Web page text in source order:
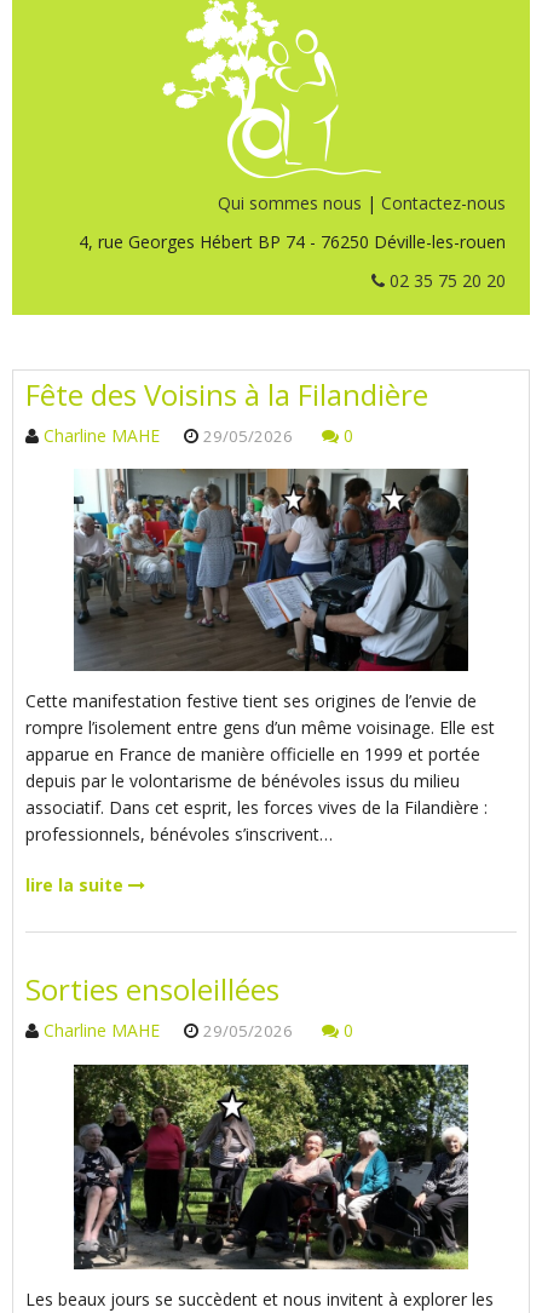
Qui sommes nous | Contactez-nous
4, rue Georges Hébert BP 74 - 76250 Déville-les-rouen
02 35 75 20 20
Fête des Voisins à la Filandière
Charline MAHE 29/05/2026 0
Cette manifestation festive tient ses origines de l’envie de
rompre l’isolement entre gens d’un même voisinage. Elle est
apparue en France de manière officielle en 1999 et portée
depuis par le volontarisme de bénévoles issus du milieu
associatif. Dans cet esprit, les forces vives de la Filandière :
professionnels, bénévoles s’inscrivent…
lire la suite
Sorties ensoleillées
Charline MAHE 29/05/2026 0
Les beaux jours se succèdent et nous invitent à explorer les